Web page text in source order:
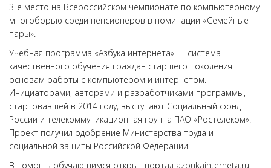
3-е место на Всероссийском чемпионате по компьютерному
многоборью среди пенсионеров в номинации «Семейные
пары».
Учебная программа «Азбука интернета» — система
качественного обучения граждан старшего поколения
основам работы с компьютером и интернетом.
Инициаторами, авторами и разработчиками программы,
стартовавшей в 2014 году, выступают Социальный фонд
России и телекоммуникационная группа ПАО «Ростелеком».
Проект получил одобрение Министерства труда и
социальной защиты Российской Федерации.
В помощь обучающимся открыт портал azbukainterneta.ru.